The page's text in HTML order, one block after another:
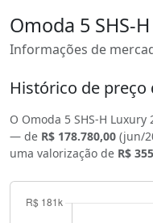
Omoda 5 SHS-H
Informações de
Histórico de preço
O Omoda 5 SHS-H Luxury
— de R$ 178.780,00 (jun/
uma valorização de R$